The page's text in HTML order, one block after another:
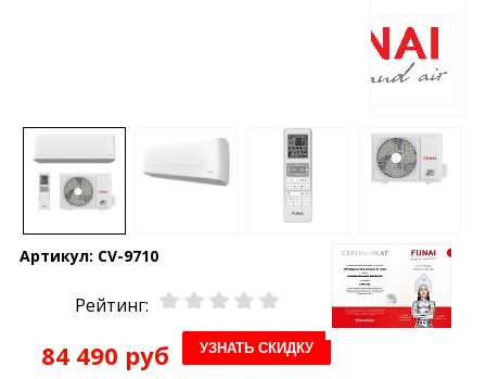
Артикул: CV-9710
Рейтинг:
84 490 руб УЗНАТЬ СКИДКУ